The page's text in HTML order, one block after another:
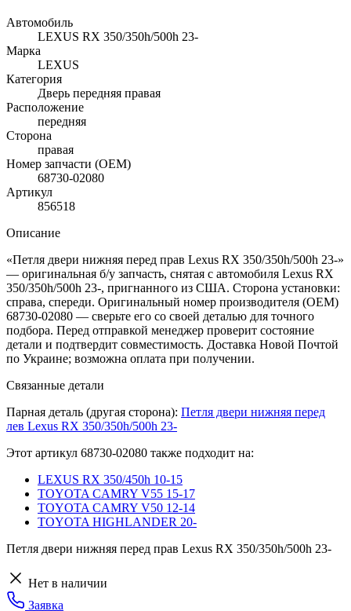
Автомобиль
LEXUS RX 350/350h/500h 23-
Марка
LEXUS
Категория
Дверь передняя правая
Расположение
передняя
Сторона
правая
Номер запчасти (OEM)
68730-02080
Артикул
856518
Описание
«Петля двери нижняя перед прав Lexus RX 350/350h/500h 23-»
— оригинальная б/у запчасть, снятая с автомобиля Lexus RX
350/350h/500h 23-, пригнанного из США. Сторона установки:
справа, спереди. Оригинальный номер производителя (OEM)
68730-02080 — сверьте его со своей деталью для точного
подбора. Перед отправкой менеджер проверит состояние
детали и подтвердит совместимость. Доставка Новой Почтой
по Украине; возможна оплата при получении.
Связанные детали
Парная деталь (другая сторона): Петля двери нижняя перед
лев Lexus RX 350/350h/500h 23-
Этот артикул 68730-02080 также подходит на:
LEXUS RX 350/450h 10-15
TOYOTA CAMRY V55 15-17
TOYOTA CAMRY V50 12-14
TOYOTA HIGHLANDER 20-
Петля двери нижняя перед прав Lexus RX 350/350h/500h 23-
Нет в наличии
Заявка